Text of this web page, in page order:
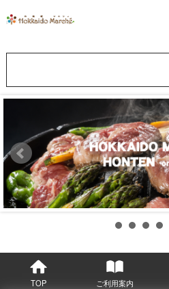
TOP ご利用案内